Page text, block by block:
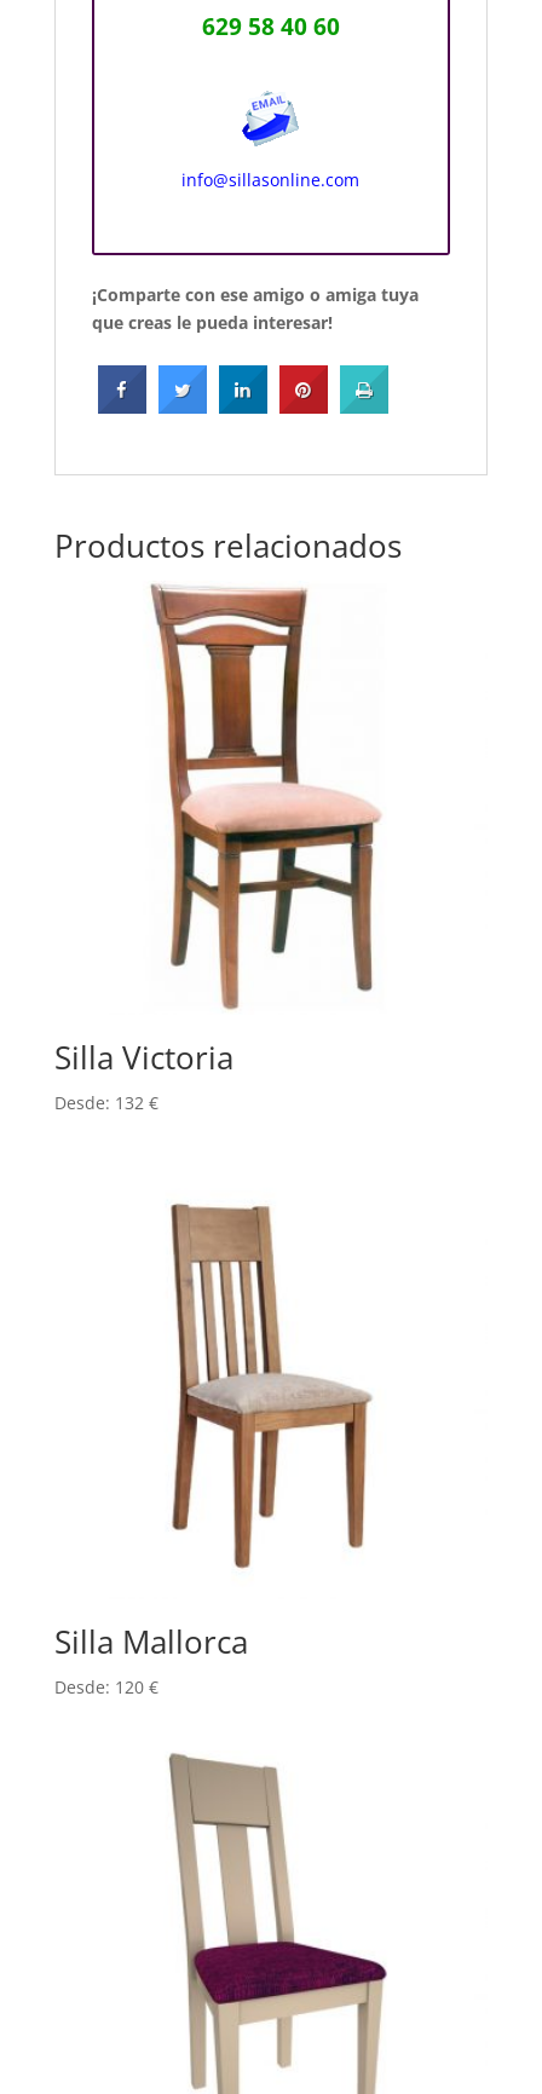
629 58 40 60
info@sillasonline.com
¡Comparte con ese amigo o amiga tuya
que creas le pueda interesar!
Productos relacionados
Silla Victoria
Desde: 132 €
Silla Mallorca
Desde: 120 €